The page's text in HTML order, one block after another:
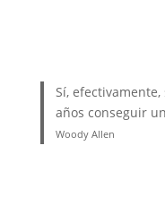
Sí,
años conseguir
Woody Allen